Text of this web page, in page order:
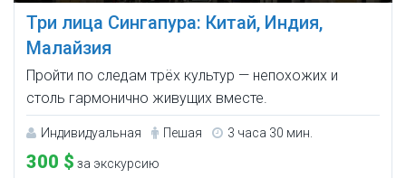
Три лица Сингапура: Китай, Индия,
Малайзия
Пройти по следам трёх культур — непохожих и
столь гармонично живущих вместе.
Индивидуальная Пешая 3 часа 30 мин.
300 $ за экскурсию